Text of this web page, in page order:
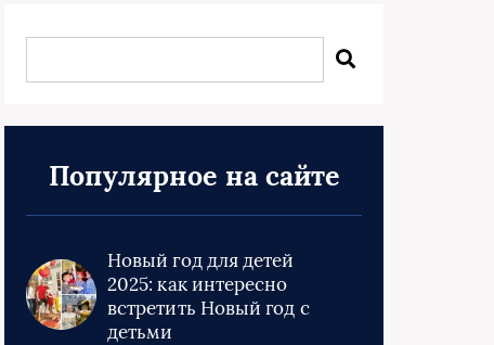
Популярное на сайте
Новый год для детей
2025: как интересно
встретить Новый год с
детьми